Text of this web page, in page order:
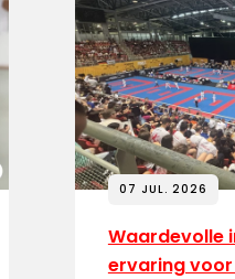
07 JUL. 2026
Waardevolle
ervaring